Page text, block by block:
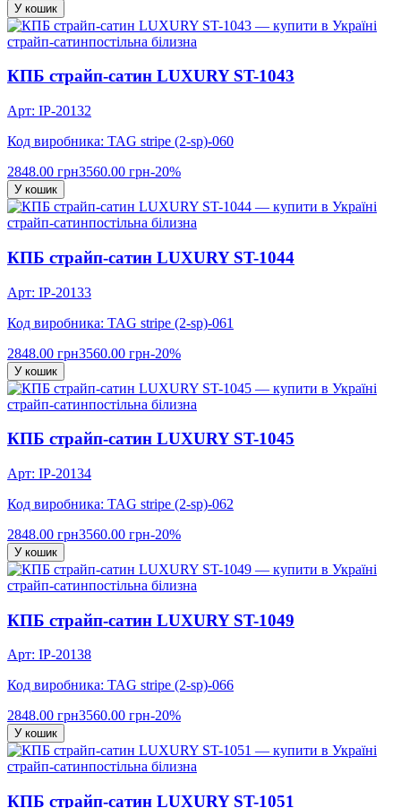
У кошик
страйп-сатинпостільна білизна
КПБ страйп-сатин LUXURY ST-1043
Арт: IP-20132
Код виробника: TAG stripe (2-sp)-060
2848.00 грн3560.00 грн-20%
У кошик
страйп-сатинпостільна білизна
КПБ страйп-сатин LUXURY ST-1044
Арт: IP-20133
Код виробника: TAG stripe (2-sp)-061
2848.00 грн3560.00 грн-20%
У кошик
страйп-сатинпостільна білизна
КПБ страйп-сатин LUXURY ST-1045
Арт: IP-20134
Код виробника: TAG stripe (2-sp)-062
2848.00 грн3560.00 грн-20%
У кошик
страйп-сатинпостільна білизна
КПБ страйп-сатин LUXURY ST-1049
Арт: IP-20138
Код виробника: TAG stripe (2-sp)-066
2848.00 грн3560.00 грн-20%
У кошик
страйп-сатинпостільна білизна
КПБ страйп-сатин LUXURY ST-1051